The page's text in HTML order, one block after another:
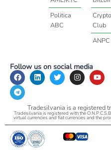
Politica
ABC
Crypto
Club
ANPC
Follow us on social media
Tradesilvania is a registered
Tradesilvania is registered with the
virtual currencies and fiat currencies and the